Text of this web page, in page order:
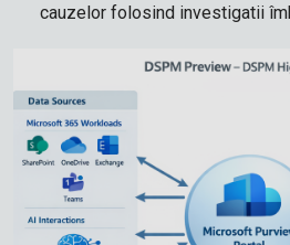
cauzelor folosind investigatii